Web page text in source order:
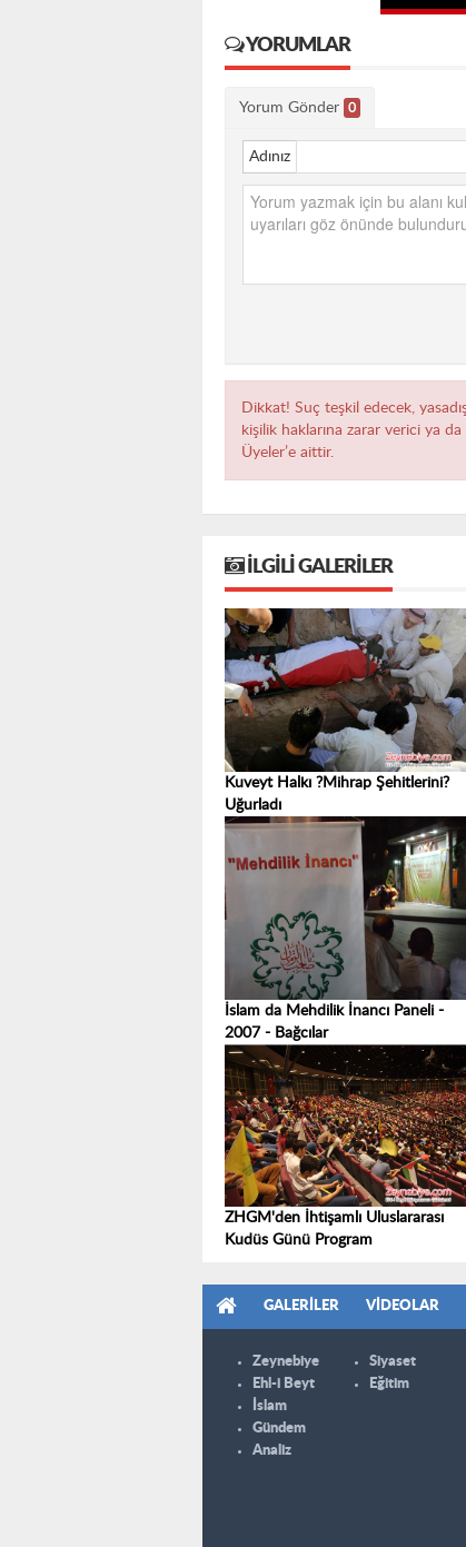
YORUMLAR
Yorum Gönder 0
Adınız
Dikkat! Suç teşkil edecek,
kişilik haklarına zarar verici ya
Üyeler’e aittir.
İLGILI GALERILER
Kuveyt Halkı ?Mihrap Şehitlerini?
Uğurladı
İslam da Mehdilik İnancı Paneli -
2007 - Bağcılar
ZHGM'den İhtişamlı Uluslararası
Kudüs Günü Program
GALERILER VIDEOLAR
Zeynebiye
Ehl-i Beyt
İslam
Gündem
Analiz
Siyaset
Eğitim